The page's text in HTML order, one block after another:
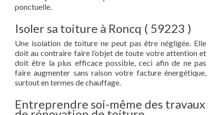
ponctuelle.
Isoler sa toiture à Roncq ( 59223 )
Une isolation de toiture ne peut pas être négligée. Elle
doit au contraire faire l’objet de toute votre attention et
doit être la plus efficace possible, ceci afin de ne pas
faire augmenter sans raison votre facture énergétique,
surtout en termes de chauffage.
Entreprendre soi-même des travaux